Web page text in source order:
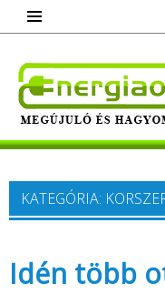
content
Megújuló és
Minden, ami
KATEGÓRIA:
Idén több